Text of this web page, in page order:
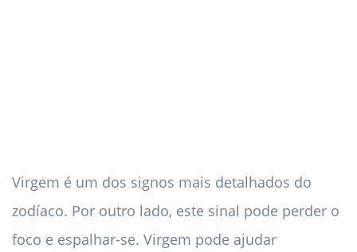
Virgem é um dos signos mais detalhados do
zodíaco. Por outro lado, este sinal pode perder o
foco e espalhar-se. Virgem pode ajudar